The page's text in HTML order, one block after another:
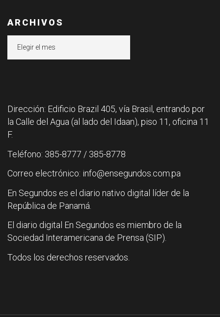
ARCHIVOS
Dirección: Edificio Brazil 405, vía Brasil, entrando por
la Calle del Agua (al lado del Idaan), piso 11, oficina 11
F.
Teléfono: 385-8777 / 385-8778
Correo electrónico: info@ensegundos.com.pa
En Segundos es el diario nativo digital líder de la
República de Panamá.
El diario digital En Segundos es miembro de la
Sociedad Interamericana de Prensa (SIP).
Todos los derechos reservados.